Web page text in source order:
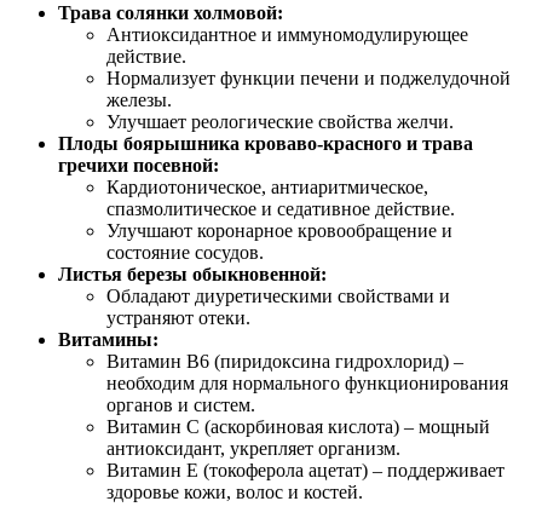
Трава солянки холмовой:
Антиоксидантное и иммуномодулирующее
действие.
Нормализует функции печени и поджелудочной
железы.
Улучшает реологические свойства желчи.
Плоды боярышника кроваво-красного и трава
гречихи посевной:
Кардиотоническое, антиаритмическое,
спазмолитическое и седативное действие.
Улучшают коронарное кровообращение и
состояние сосудов.
Листья березы обыкновенной:
Обладают диуретическими свойствами и
устраняют отеки.
Витамины:
Витамин В6 (пиридоксина гидрохлорид) –
необходим для нормального функционирования
органов и систем.
Витамин С (аскорбиновая кислота) – мощный
антиоксидант, укрепляет организм.
Витамин Е (токоферола ацетат) – поддерживает
здоровье кожи, волос и костей.